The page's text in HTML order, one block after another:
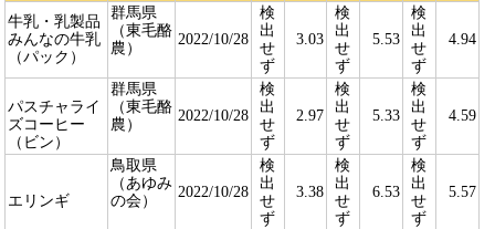
牛乳・乳製品
みんなの牛乳
（パック）
群馬県
（東毛酪
農）
2022/10/28
検
出
せ
ず
3.03
検
出
せ
ず
5.53
検
出
せ
ず
4.94
パスチャライ
ズコーヒー
（ビン）
群馬県
（東毛酪
農）
2022/10/28
検
出
せ
ず
2.97
検
出
せ
ず
5.33
検
出
せ
ず
4.59
エリンギ
鳥取県
（あゆみ
の会）
2022/10/28
検
出
せ
ず
3.38
検
出
せ
ず
6.53
検
出
せ
ず
5.57